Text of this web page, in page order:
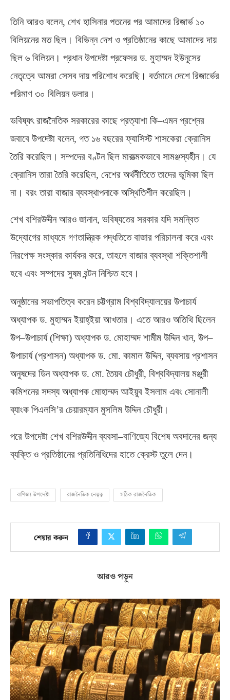
তিনি আরও বলেন, শেখ হাসিনার পতনের পর আমাদের রিজার্ভ ১০
বিলিয়নের মত ছিল। বিভিন্ন দেশ ও প্রতিষ্ঠানের কাছে আমাদের দায়
ছিল ৬ বিলিয়ন। প্রধান উপদেষ্টা প্রফেসর ড. মুহাম্মদ ইউনূসের
নেতৃত্বে আমরা সেসব দায় পরিশোধ করেছি। বর্তমানে দেশে রিজার্ভের
পরিমাণ ৩০ বিলিয়ন ডলার।
ভবিষ্যৎ রাজনৈতিক সরকারের কাছে প্রত্যাশা কি–এমন প্রশ্নের
জবাবে উপদেষ্টা বলেন, গত ১৬ বছরের ফ্যাসিস্ট শাসকেরা ক্রোনিস
তৈরি করেছিল। সম্পদের বণ্টন ছিল মারাত্মকভাবে সামঞ্জস্যহীন। যে
ক্রোনিস তারা তৈরি করেছিল, দেশের অর্থনীতিতে তাদের ভূমিকা ছিল
না। বরং তারা বাজার ব্যবস্থাপনাকে অস্থিতিশীল করেছিল।
শেখ বশিরউদ্দীন আরও জানান, ভবিষ্যতের সরকার যদি সমন্বিত
উদ্যোগের মাধ্যমে গণতান্ত্রিক পদ্ধতিতে বাজার পরিচালনা করে এবং
নিরপেক্ষ সংস্কার কার্যকর করে,তাহলে বাজার ব্যবস্থা শক্তিশালী
হবে এবং সম্পদের সুষম বন্টন নিশ্চিত হবে।
অনুষ্ঠানের সভাপতিত্ব করেন চট্টগ্রাম বিশ্ববিদ্যালয়ের উপাচার্য
অধ্যাপক ড. মুহাম্মদ ইয়াহ্ইয়া আখতার। এতে আরও অতিথি ছিলেন
উপ–উপাচার্য(শিক্ষা) অধ্যাপক ড. মোহাম্মদ শামীম উদ্দিন খান, উপ–
উপাচার্য(প্রশাসন) অধ্যাপক ড. মো. কামাল উদ্দিন,ব্যবসায় প্রশাসন
অনুষদের ডিন অধ্যাপক ড. মো.তৈয়ব চৌধুরী, বিশ্ববিদ্যালয় মঞ্জুরী
কমিশনের সদস্য অধ্যাপক মোহাম্মদ আইয়ুব ইসলাম এবং সোনালী
ব্যাংক পিএলসি’র চেয়ারম্যান মুসলিম উদ্দিন চৌধুরী।
পরে উপদেষ্টা শেখ বশিরউদ্দীন ব্যবসা–বাণিজ্যে বিশেষ অবদানের জন্য
ব্যক্তি ও প্রতিষ্ঠানের প্রতিনিধিদের হাতে ক্রেস্ট তুলে দেন।
বাণিজ্য উপদেষ্টা রাজনৈতিক নেতৃত্ব সঠিক রাজনৈতিক
শেয়ার করুন
আরও পড়ুন